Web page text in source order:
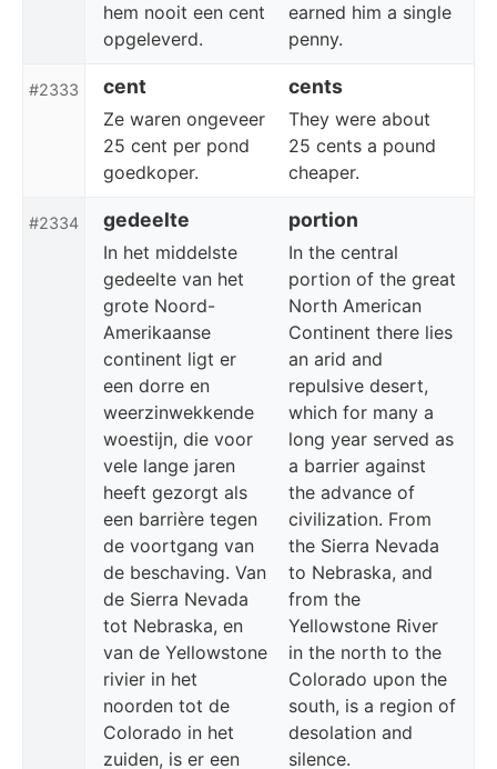
hem nooit een cent
opgeleverd.
earned him a single
penny.
#2333 cent cents
Ze waren ongeveer
25 cent per pond
goedkoper.
They were about
25 cents a pound
cheaper.
#2334 gedeelte portion
In het middelste
gedeelte van het
grote Noord-
Amerikaanse
continent ligt er
een dorre en
weerzinwekkende
woestijn, die voor
vele lange jaren
heeft gezorgt als
een barrière tegen
de voortgang van
de beschaving. Van
de Sierra Nevada
tot Nebraska, en
van de Yellowstone
rivier in het
noorden tot de
Colorado in het
zuiden, is er een
In the central
portion of the great
North American
Continent there lies
an arid and
repulsive desert,
which for many a
long year served as
a barrier against
the advance of
civilization. From
the Sierra Nevada
to Nebraska, and
from the
Yellowstone River
in the north to the
Colorado upon the
south, is a region of
desolation and
silence.